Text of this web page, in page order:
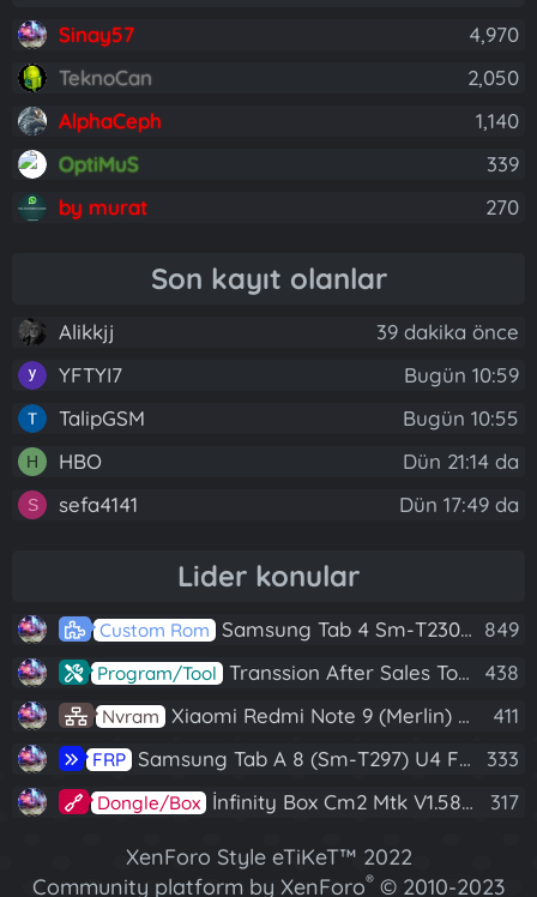
Sinay57
4,970
TeknoCan
2,050
AlphaCeph
1,140
OptiMuS
339
by murat
270
Son kayıt olanlar
Alikkjj
39 dakika önce
YFTYI7
Bugün 10:59
TalipGSM
Bugün 10:55
H HBO Dün 21:14 da
S sefa4141 Dün 17:49 da
Lider konular
Custom Rom Samsung Tab 4 Sm-T230 Android 7.1 Stabil Eba Destekli Yazılım 849
Program/Tool Transsion After Sales Tool V1.5.1 Full (Tüm Mtk Işlemcili Cihazları Meta Moda Alma) 438
Nvram Xiaomi Redmi Note 9 (Merlin) Nvram Yedeği Fix Nv By Dft Pro 411
FRP Samsung Tab A 8 (Sm-T297) U4 Frp Reset 333
Dongle/Box İnfinity Box Cm2 Mtk V1.58 Full Kurulum+Crack 317
XenForo Style eTiKeT™ 2022
Community platform by XenForo® © 2010-2023